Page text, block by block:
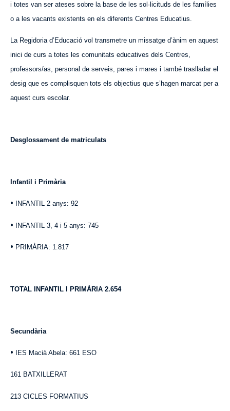
i totes van ser ateses sobre la base de les sol·licituds de les famílies
o a les vacants existents en els diferents Centres Educatius.
La Regidoria d’Educació vol transmetre un missatge d’ànim en aquest
inici de curs a totes les comunitats educatives dels Centres,
professors/as, personal de serveis, pares i mares i també traslladar el
desig que es complisquen tots els objectius que s’hagen marcat per a
aquest curs escolar.
Desglossament de matriculats
Infantil i Primària
• INFANTIL 2 anys: 92
• INFANTIL 3, 4 i 5 anys: 745
• PRIMÀRIA: 1.817
TOTAL INFANTIL I PRIMÀRIA 2.654
Secundària
• IES Macià Abela: 661 ESO
161 BATXILLERAT
213 CICLES FORMATIUS